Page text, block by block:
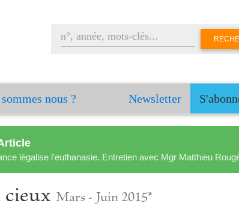
nous ? Newsletter
légalise l'euthanasie. Entretien avec Mgr Matthieu
cieux Mars - Juin 2015*